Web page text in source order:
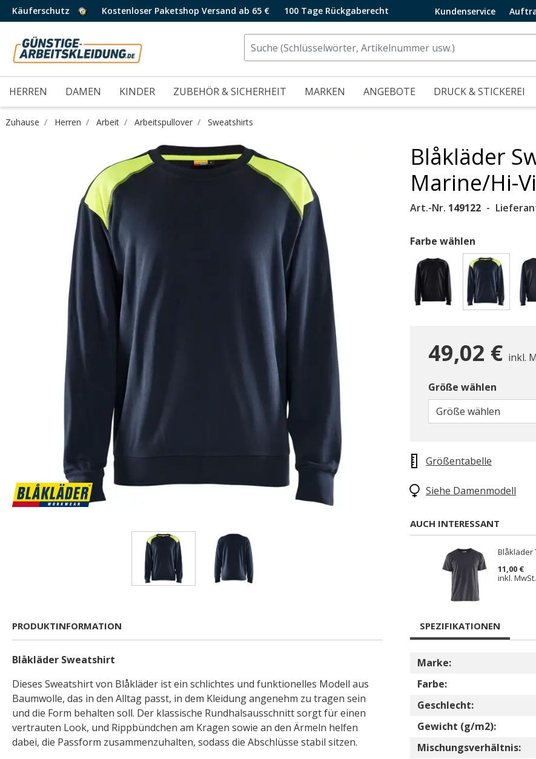
Käuferschutz Kostenloser Paketshop Versand ab 65 € 100 Tage Rückgaberecht Kundenservice
HERREN DAMEN KINDER ZUBEHÖR & SICHERHEIT MARKEN ANGEBOTE DRUCK & STICKEREI
Zuhause Herren Arbeit Arbeitspullover Sweatshirts
Blåkläder
Marine/Hi-
Art.-Nr. 149122
Farbe wählen
49,02 € inkl.
Größe wählen
Größe wählen
Größentabelle
Siehe Damenmodell
AUCH INTERESSANT
Blåkläder
11,00 €
inkl. MwSt.
PRODUKTINFORMATION
Blåkläder Sweatshirt
Dieses Sweatshirt von Blåkläder ist ein schlichtes und funktionelles Modell aus
Baumwolle, das in den Alltag passt, in dem Kleidung angenehm zu tragen sein
und die Form behalten soll. Der klassische Rundhalsausschnitt sorgt für einen
vertrauten Look, und Rippbündchen am Kragen sowie an den Ärmeln helfen
dabei, die Passform zusammenzuhalten, sodass die Abschlüsse stabil sitzen.
SPEZIFIKATIONEN
Marke:
Farbe:
Geschlecht:
Gewicht (g/m2):
Mischungsverhältnis: